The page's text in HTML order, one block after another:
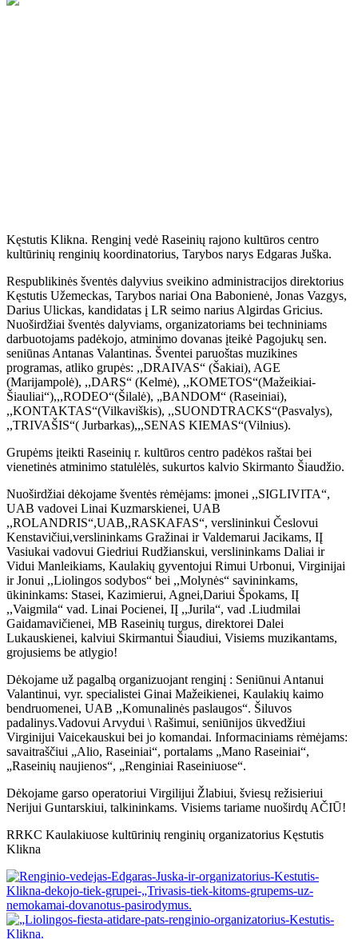
Kęstutis Klikna. Renginį vedė Raseinių rajono kultūros centro
kultūrinių renginių koordinatorius, Tarybos narys Edgaras Juška.
Respublikinės šventės dalyvius sveikino administracijos direktorius
Kęstutis Užemeckas, Tarybos nariai Ona Babonienė, Jonas Vazgys,
Darius Ulickas, kandidatas į LR seimo narius Algirdas Gricius.
Nuoširdžiai šventės dalyviams, organizatoriams bei techniniams
darbuotojams padėkojo, atminimo dovanas įteikė Pagojukų sen.
seniūnas Antanas Valantinas. Šventei paruoštas muzikines
programas, atliko grupės: ,,DRAIVAS“ (Šakiai), AGE
(Marijampolė), ,,DARS“ (Kelmė), ,,KOMETOS“(Mažeikiai-
Šiauliai“),,,RODEO“(Šilalė), „BANDOM“ (Raseiniai),
,,KONTAKTAS“(Vilkaviškis), ,,SUONDTRACKS“(Pasvalys),
,,TRIVAŠIS“( Jurbarkas),,,SENAS KIEMAS“(Vilnius).
Grupėms įteikti Raseinių r. kultūros centro padėkos raštai bei
vienetinės atminimo statulėlės, sukurtos kalvio Skirmanto Šiaudžio.
Nuoširdžiai dėkojame šventės rėmėjams: įmonei ,,SIGLIVITA“,
UAB vadovei Linai Kuzmarskienei, UAB
,,ROLANDRIS“,UAB,,RASKAFAS“, verslininkui Česlovui
Kenstavičiui,verslininkams Gražinai ir Valdemarui Jacikams, IĮ
Vasiukai vadovui Giedriui Rudžianskui, verslininkams Daliai ir
Vidui Manleikiams, Kaulakių gyventojui Rimui Urbonui, Virginijai
ir Jonui ,,Liolingos sodybos“ bei ,,Molynės“ savininkams,
ūkininkams: Stasei, Kazimierui, Agnei,Dariui Špokams, IĮ
,,Vaigmila“ vad. Linai Pocienei, IĮ ,,Jurila“, vad .Liudmilai
Gaidamavičienei, MB Raseinių turgus, direktorei Dalei
Lukauskienei, kalviui Skirmantui Šiaudiui, Visiems muzikantams,
grojusiems be atlygio!
Dėkojame už pagalbą organizuojant renginį : Seniūnui Antanui
Valantinui, vyr. specialistei Ginai Mažeikienei, Kaulakių kaimo
bendruomenei, UAB ,,Komunalinės paslaugos“. Šiluvos
padalinys.Vadovui Arvydui \ Rašimui, seniūnijos ūkvedžiui
Virginijui Vaicekauskui bei jo komandai. Informaciniams rėmėjams:
savaitraščiui „Alio, Raseiniai“, portalams „Mano Raseiniai“,
„Raseinių naujienos“, „Renginiai Raseiniuose“.
Dėkojame garso operatoriui Virgilijui Žlabiui, šviesų režisieriui
Nerijui Guntarskiui, talkininkams. Visiems tariame nuoširdų AČIŪ!
RRKC Kaulakiuose kultūrinių renginių organizatorius Kęstutis
Klikna